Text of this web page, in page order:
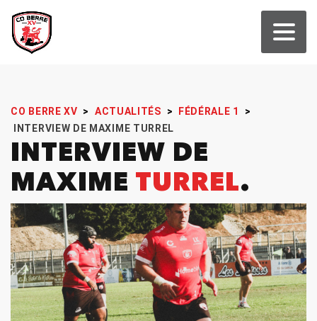
CO BERRE XV > ACTUALITÉS > FÉDÉRALE 1
>
INTERVIEW DE MAXIME TURREL
INTERVIEW DE
MAXIME TURREL